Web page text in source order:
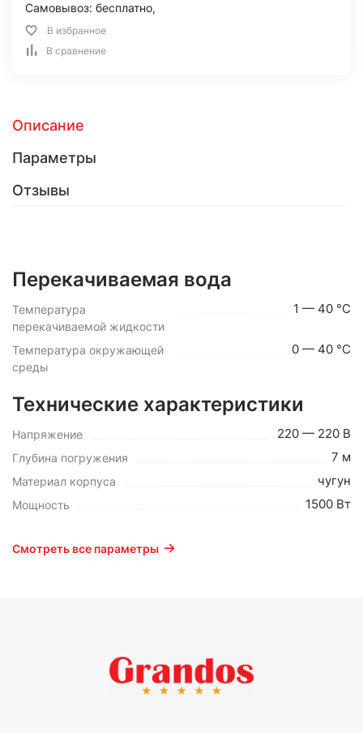
Самовывоз: бесплатно,
В избранное
В сравнение
Описание
Параметры
Отзывы
Перекачиваемая вода
Температура
перекачиваемой жидкости
1 — 40 °C
Температура окружающей
среды
0 — 40 °C
Технические характеристики
Напряжение 220 — 220 В
Глубина погружения 7 м
Материал корпуса чугун
Мощность 1500 Вт
Смотреть все параметры